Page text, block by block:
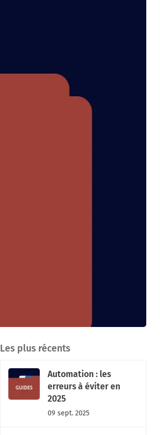
Les plus récents
Automation : les
erreurs à éviter en
2025
09 sept. 2025